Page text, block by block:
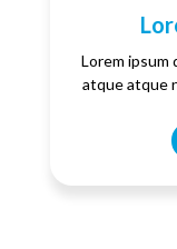
Lorem
atque atque